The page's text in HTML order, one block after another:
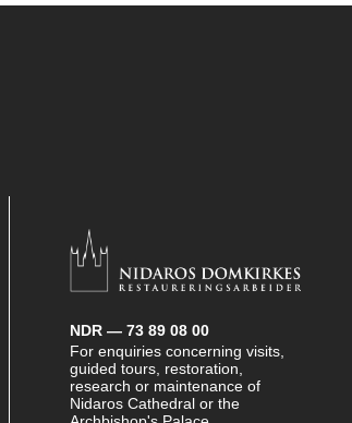
NDR — 73 89 08 00
For enquiries concerning visits,
guided tours, restoration,
research or maintenance of
Nidaros Cathedral or the